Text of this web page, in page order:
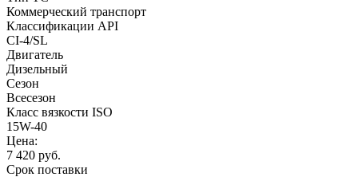
Коммерческий транспорт
Классификации API
CI-4/SL
Двигатель
Дизельный
Сезон
Всесезон
Класс вязкости ISO
15W-40
Цена:
7 420 руб.
Срок поставки